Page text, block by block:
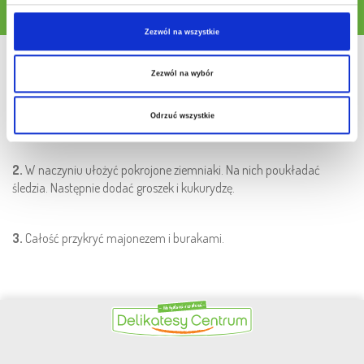
Zezwól na wszystkie
Zezwól na wybór
Odrzuć wszystkie
Pobierz przepis
Sposób przygotowania
1.Śledzie namoczyć w mleku. Odsączyć i pokroić na mniejsze
2. W naczyniu ułożyć pokrojone ziemniaki. Na nich poukładać
śledzia. Następnie dodać groszek i kukurydzę.
3. Całość przykryć majonezem i burakami.